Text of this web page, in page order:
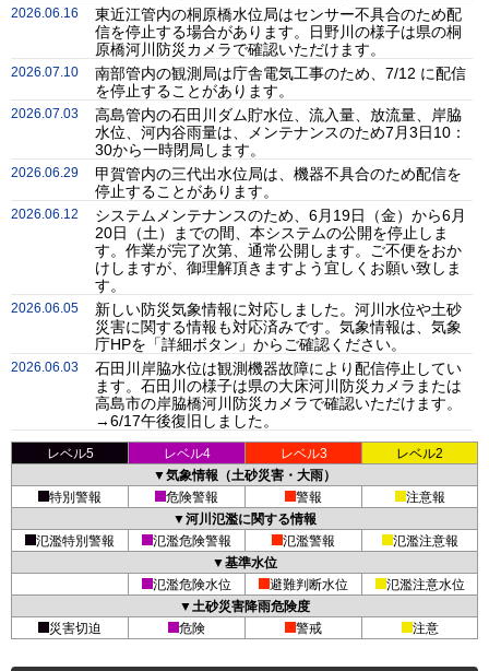
2026.06.16
東近江管内の桐原橋水位局はセンサー不具合のため配
信を停止する場合があります。日野川の様子は県の桐
原橋河川防災カメラで確認いただけます。
2026.07.10
南部管内の観測局は庁舎電気工事のため、7/12 に配信
を停止することがあります。
2026.07.03
高島管内の石田川ダム貯水位、流入量、放流量、岸脇
水位、河内谷雨量は、メンテナンスのため7月3日10：
30から一時閉局します。
2026.06.29
甲賀管内の三代出水位局は、機器不具合のため配信を
停止することがあります。
2026.06.12
システムメンテナンスのため、6月19日（金）から6月
20日（土）までの間、本システムの公開を停止しま
す。作業が完了次第、通常公開します。ご不便をおか
けしますが、御理解頂きますよう宜しくお願い致しま
す。
2026.06.05
新しい防災気象情報に対応しました。河川水位や土砂
災害に関する情報も対応済みです。気象情報は、気象
庁HPを「詳細ボタン」からご確認ください。
2026.06.03
石田川岸脇水位は観測機器故障により配信停止してい
ます。石田川の様子は県の大床河川防災カメラまたは
高島市の岸脇橋河川防災カメラで確認いただけます。
→6/17午後復旧しました。
レベル5 レベル4 レベル3
レベル2
▼気象情報（土砂災害・大雨）
特別警報
危険警報 警報
注意報
▼河川氾濫に関する情報
氾濫特別警報
氾濫危険警報 氾濫警報
氾濫注意報
▼基準水位
氾濫危険水位
避難判断水位
氾濫注意水位
▼土砂災害降雨危険度
災害切迫
危険 警戒 注意